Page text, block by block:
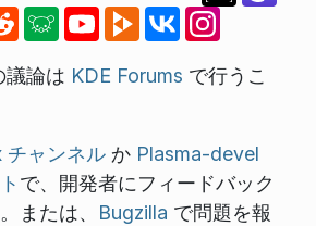
議論は KDE Forums で行うこ
ャンネルか Plasma-devel
で、開発者にフィードバック
または、
Bugzilla で問題を報